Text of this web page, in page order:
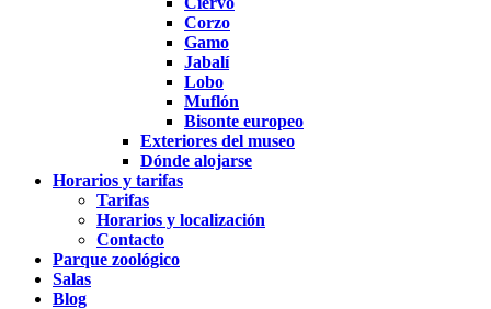
Corzo
Gamo
Jabalí
Lobo
Muflón
Bisonte europeo
Exteriores del museo
Dónde alojarse
Horarios y tarifas
Tarifas
Horarios y localización
Contacto
Parque zoológico
Salas
Blog